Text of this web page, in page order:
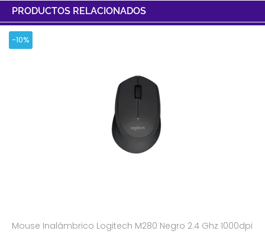
PRODUCTOS RELACIONADOS
-10%
Mouse Inalámbrico Logitech M280 Negro 2.4 Ghz 1000dpi